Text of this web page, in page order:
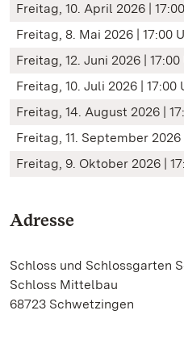
Freitag, 10. April 2026 |
Freitag, 8. Mai 2026 | 17:00
Freitag, 12. Juni 2026 | 17:00
Freitag, 10. Juli 2026 | 17:00
Freitag, 14. August 2026 |
Freitag, 11. September 2026
Freitag, 9. Oktober 2026 |
Adresse
Schloss und Schlossgarten
Schloss Mittelbau
68723 Schwetzingen